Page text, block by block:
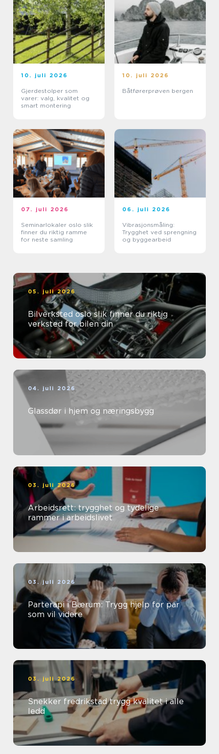
10. juli 2026
Gjerdestolper som
varer: valg, kvalitet og
smart montering
10. juli 2026
Båtførerprøven bergen
07. juli 2026
Seminarlokaler oslo slik
finner du riktig ramme
for neste samling
06. juli 2026
Vibrasjonsmåling:
Trygghet ved sprengning
og byggearbeid
05. juli 2026
Bilverksted oslo slik finner du riktig
verksted for bilen din
04. juli 2026
Glassdør i hjem og næringsbygg
03. juli 2026
Arbeidsrett: trygghet og tydelige
rammer i arbeidslivet
03. juli 2026
Parterapi i Bærum: Trygg hjelp for par
som vil videre
03. juli 2026
Snekker fredrikstad trygg kvalitet i alle
ledd